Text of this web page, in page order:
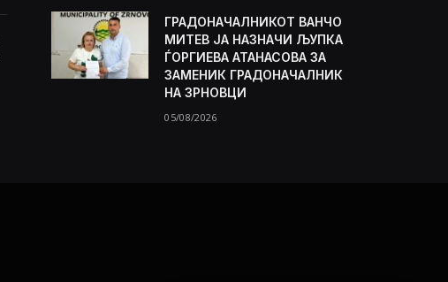
ГРАДОНАЧАЛНИКОТ ВАНЧО
МИТЕВ ЈА НАЗНАЧИ ЉУПКА
ЃОРГИЕВА АТАНАСОВА ЗА
ЗАМЕНИК ГРАДОНАЧАЛНИК
НА ЗРНОВЦИ
05/08/2026